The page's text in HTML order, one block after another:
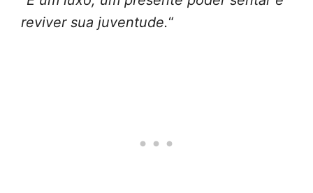
reviver sua juventude.“